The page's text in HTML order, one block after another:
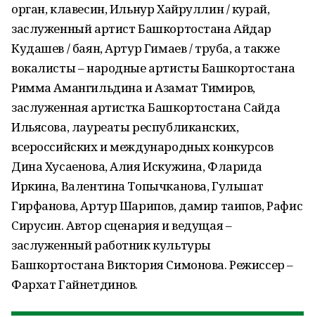
орган, клавесин, Ильнур Хайруллин / курай,
заслуженный артист Башкортостана Айдар
Кудашев / баян, Артур Гимаев / труба, а также
вокалисты – народные артисты Башкортостана
Римма Амангильдина и Азамат Тимиров,
заслуженная артистка Башкортостана Сайда
Ильясова, лауреаты республиканских,
всероссийских и международных конкурсов
Дина Хусаенова, Алия Искужина, Фларида
Иркина, Валентина Топычканова, Гульшат
Гирфанова, Артур Шарипов, дамир таипов, Рафис
Сирусин. Автор сценария и ведущая –
заслуженный работник культуры
Башкортостана Виктория Симонова. Режиссер –
Фархат Гайнетдинов.